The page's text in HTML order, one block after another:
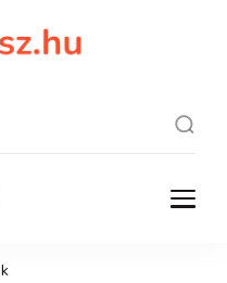
finomlesz.hu
Recept, ami finom lesz.